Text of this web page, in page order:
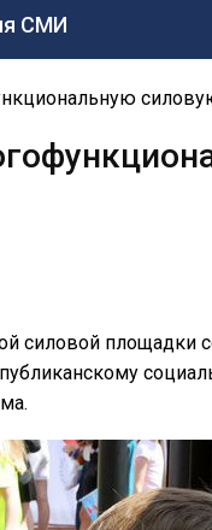
СМИ
силовой площадки